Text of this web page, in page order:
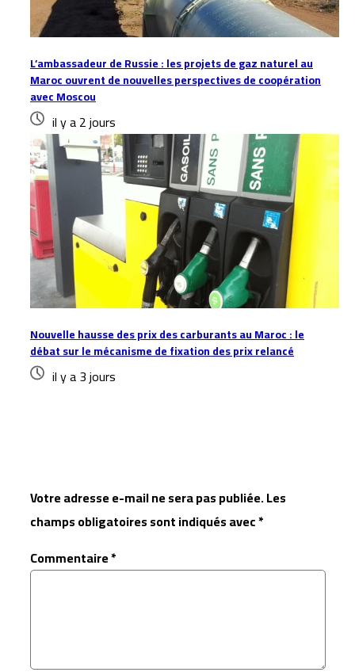
L’ambassadeur de Russie : les projets de gaz naturel au
Maroc ouvrent de nouvelles perspectives de coopération
avec Moscou
il y a 2 jours
Nouvelle hausse des prix des carburants au Maroc : le
débat sur le mécanisme de fixation des prix relancé
il y a 3 jours
Votre adresse e-mail ne sera pas publiée.Les
champs obligatoires sont indiqués avec*
Commentaire*